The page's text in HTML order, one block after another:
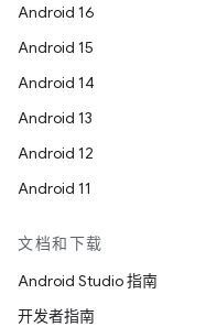
Android 16
Android 15
Android 14
Android 13
Android 12
Android 11
文档和下载
Android Studio 指南
开发者指南